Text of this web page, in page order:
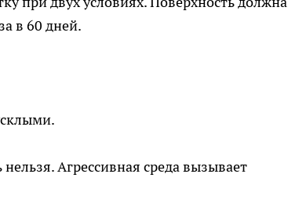
в 60 дней.
Агрессивная среда вызывает